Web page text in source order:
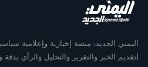
اليمني الجديد، منصة إخبارية وإعلامية
لتقديم الخبر والتقرير والتحليل والرأي